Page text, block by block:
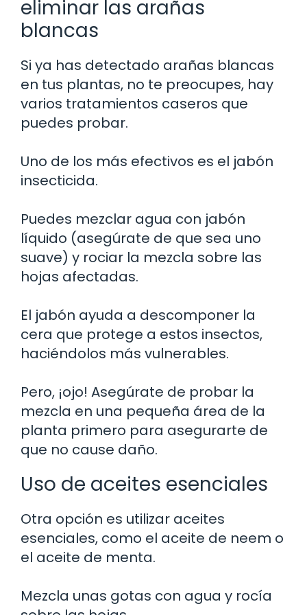
eliminar las arañas
blancas
Si ya has detectado arañas blancas
en tus plantas, no te preocupes, hay
varios tratamientos caseros que
puedes probar.
Uno de los más efectivos es el jabón
insecticida.
Puedes mezclar agua con jabón
líquido (asegúrate de que sea uno
suave) y rociar la mezcla sobre las
hojas afectadas.
El jabón ayuda a descomponer la
cera que protege a estos insectos,
haciéndolos más vulnerables.
Pero, ¡ojo! Asegúrate de probar la
mezcla en una pequeña área de la
planta primero para asegurarte de
que no cause daño.
Uso de aceites esenciales
Otra opción es utilizar aceites
esenciales, como el aceite de neem o
el aceite de menta.
Mezcla unas gotas con agua y rocía